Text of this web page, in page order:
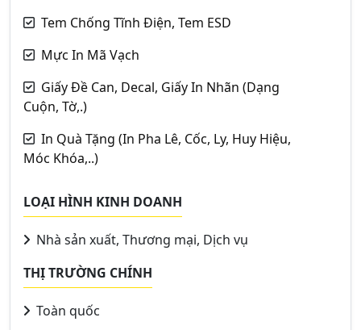
Tem Chống Tĩnh Điện, Tem ESD
Mực In Mã Vạch
Giấy Đề Can, Decal, Giấy In Nhãn (Dạng
Cuộn, Tờ,.)
In Quà Tặng (In Pha Lê, Cốc, Ly, Huy Hiệu,
Móc Khóa,..)
LOẠI HÌNH KINH DOANH
Nhà sản xuất, Thương mại, Dịch vụ
THỊ TRƯỜNG CHÍNH
Toàn quốc